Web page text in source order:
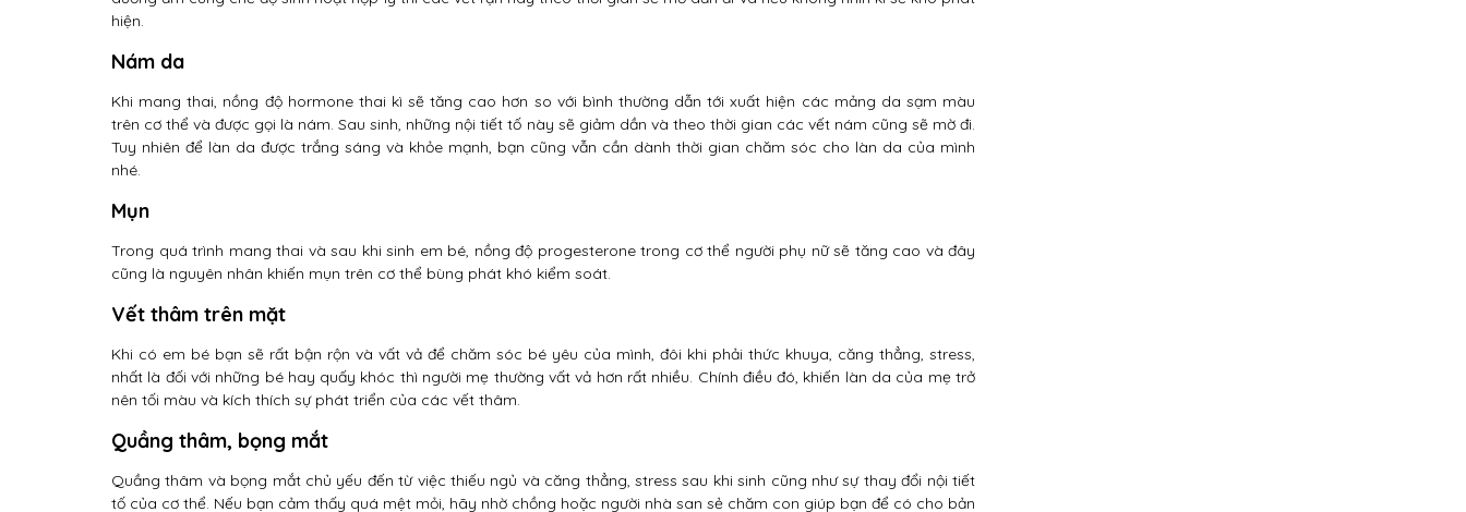
hiện.
Nám da
Khi mang thai, nồng độ hormone thai kì sẽ tăng cao hơn so với bình thường dẫn tới xuất hiện các mảng da sạm màu
trên cơ thể và được gọi là nám. Sau sinh, những nội tiết tố này sẽ giảm dần và theo thời gian các vết nám cũng sẽ mờ đi.
Tuy nhiên để làn da được trắng sáng và khỏe mạnh, bạn cũng vẫn cần dành thời gian chăm sóc cho làn da của mình
nhé.
Mụn
Trong quá trình mang thai và sau khi sinh em bé, nồng độ progesterone trong cơ thể người phụ nữ sẽ tăng cao và đây
cũng là nguyên nhân khiến mụn trên cơ thể bùng phát khó kiểm soát.
Vết thâm trên mặt
Khi có em bé bạn sẽ rất bận rộn và vất vả để chăm sóc bé yêu của mình, đôi khi phải thức khuya, căng thẳng, stress,
nhất là đối với những bé hay quấy khóc thì người mẹ thường vất vả hơn rất nhiều. Chính điều đó, khiến làn da của mẹ trở
nên tối màu và kích thích sự phát triển của các vết thâm.
Quầng thâm, bọng mắt
Quầng thâm và bọng mắt chủ yếu đến từ việc thiếu ngủ và căng thẳng, stress sau khi sinh cũng như sự thay đổi nội tiết
tố của cơ thể. Nếu bạn cảm thấy quá mệt mỏi, hãy nhờ chồng hoặc người nhà san sẻ chăm con giúp bạn để có cho bản